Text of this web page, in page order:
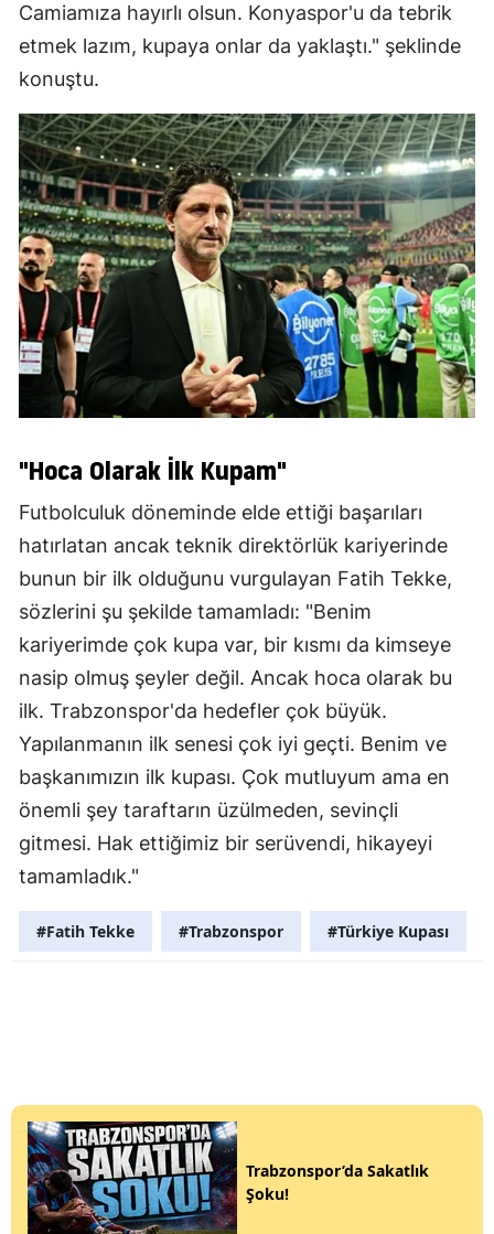
Camiamıza hayırlı olsun. Konyaspor'u da tebrik
etmek lazım, kupaya onlar da yaklaştı." şeklinde
konuştu.
"Hoca Olarak İlk Kupam"
Futbolculuk döneminde elde ettiği başarıları
hatırlatan ancak teknik direktörlük kariyerinde
bunun bir ilk olduğunu vurgulayan Fatih Tekke,
sözlerini şu şekilde tamamladı: "Benim
kariyerimde çok kupa var, bir kısmı da kimseye
nasip olmuş şeyler değil. Ancak hoca olarak bu
ilk. Trabzonspor'da hedefler çok büyük.
Yapılanmanın ilk senesi çok iyi geçti. Benim ve
başkanımızın ilk kupası. Çok mutluyum ama en
önemli şey taraftarın üzülmeden, sevinçli
gitmesi. Hak ettiğimiz bir serüvendi, hikayeyi
tamamladık."
#Fatih Tekke #Trabzonspor #Türkiye Kupası
Trabzonspor’da Sakatlık
Şoku!